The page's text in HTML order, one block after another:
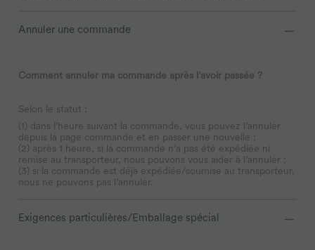
Annuler une commande
Comment annuler ma commande après l’avoir passée ?
Selon le statut :
(1) dans l’heure suivant la commande, vous pouvez l’annuler
depuis la page commande et en passer une nouvelle ;
(2) après 1 heure, si la commande n’a pas été expédiée ni
remise au transporteur, nous pouvons vous aider à l’annuler ;
(3) si la commande est déjà expédiée/soumise au transporteur,
nous ne pouvons pas l’annuler.
Exigences particulières/Emballage spécial